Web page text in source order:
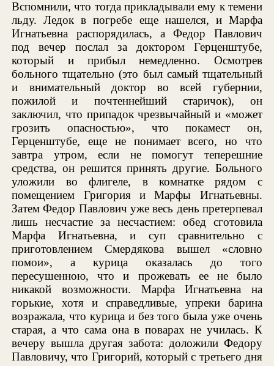
Вспомнили, что тогда прикладывали ему к темени
льду. Ледок в погребе еще нашелся, и Марфа
Игнатьевна распорядилась, а Федор Павлович
под вечер послал за доктором Герценштубе,
который и прибыл немедленно. Осмотрев
больного тщательно (это был самый тщательный
и внимательный доктор во всей губернии,
пожилой и почтеннейший старичок), он
заключил, что припадок чрезвычайный и «может
грозить опасностью», что покамест он,
Герценштубе, еще не понимает всего, но что
завтра утром, если не помогут теперешние
средства, он решится принять другие. Больного
уложили во флигеле, в комнатке рядом с
помещением Григория и Марфы Игнатьевны.
Затем Федор Павлович уже весь день претерпевал
лишь несчастие за несчастием: обед сготовила
Марфа Игнатьевна, и суп сравнительно с
приготовлением Смердякова вышел «словно
помои», а курица оказалась до того
пересушенною, что и прожевать ее не было
никакой возможности. Марфа Игнатьевна на
горькие, хотя и справедливые, упреки барина
возражала, что курица и без того была уже очень
старая, а что сама она в поварах не училась. К
вечеру вышла другая забота: доложили Федору
Павловичу, что Григорий, который с третьего дня